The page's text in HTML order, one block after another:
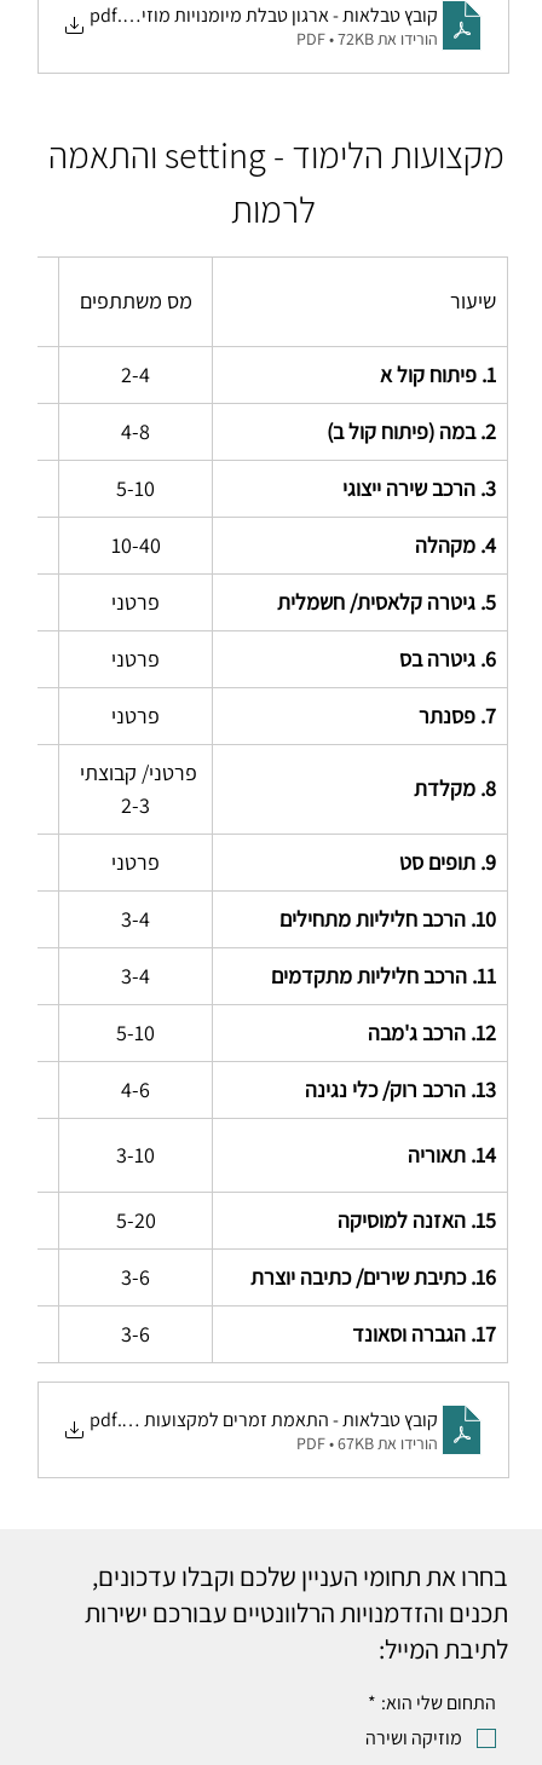
קובץ טבלאות - ארגון טבלת מיומנויות מוזיקליות
.pdf
הורידו את PDF • 72KB
מקצועות הלימוד - setting והתאמה
לרמות
שיעור מס משתתפים
1. פיתוח קול א 2-4
2. במה (פיתוח קול ב) 4-8
3. הרכב שירה ייצוגי 5-10
4. מקהלה 10-40
5. גיטרה קלאסית/ חשמלית פרטני
6. גיטרה בס פרטני
7. פסנתר פרטני
8. מקלדת
פרטני/ קבוצתי
2-3
9. תופים סט פרטני
10. הרכב חליליות מתחילים 3-4
11. הרכב חליליות מתקדמים 3-4
12. הרכב ג'מבה 5-10
13. הרכב רוק/ כלי נגינה 4-6
14. תאוריה 3-10
15. האזנה למוסיקה 5-20
16. כתיבת שירים/ כתיבה יוצרת 3-6
17. הגברה וסאונד 3-6
קובץ טבלאות - התאמת זמרים למקצועות לימוד בחלוקה
.pdf
הורידו את PDF • 67KB
בחרו את תחומי העניין שלכם וקבלו עדכונים,
תכנים והזדמנויות הרלוונטיים עבורכם ישירות
לתיבת המייל:
התחום שלי הוא: *
מוזיקה ושירה